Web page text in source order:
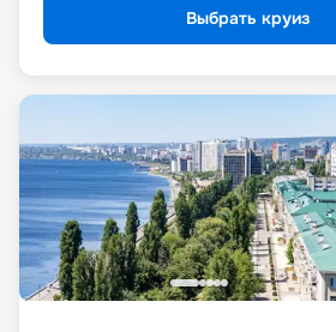
Выбрать круиз